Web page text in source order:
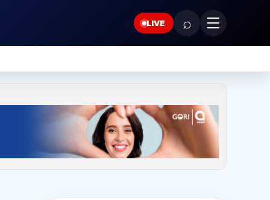
LIVE ⌕